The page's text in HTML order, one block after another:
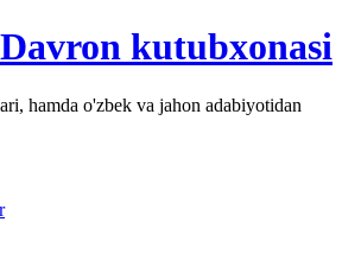
hamda o'zbek va jahon adabiyotidan